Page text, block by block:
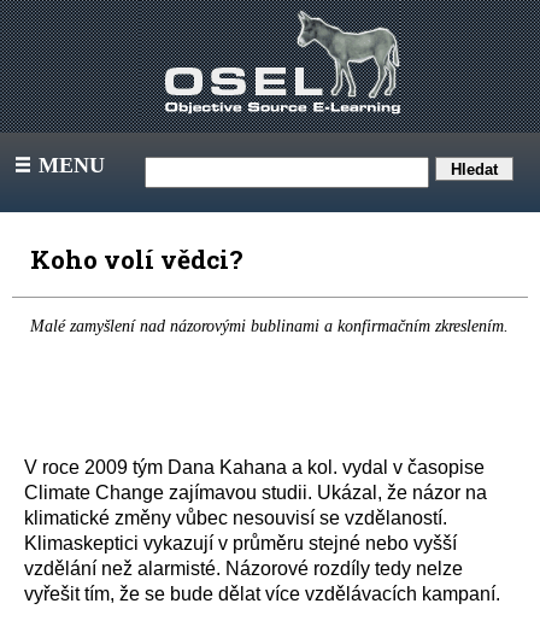
III MENU
Koho volí vědci?
Malé zamyšlení nad názorovými bublinami a konfirmačním zkreslením.
V roce 2009 tým Dana Kahana a kol. vydal v časopise
Climate Change zajímavou studii. Ukázal, že názor na
klimatické změny vůbec nesouvisí se vzdělaností.
Klimaskeptici vykazují v průměru stejné nebo vyšší
vzdělání než alarmisté. Názorové rozdíly tedy nelze
vyřešit tím, že se bude dělat více vzdělávacích kampaní.